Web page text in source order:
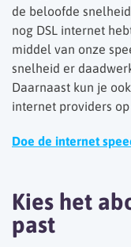
de beloofde
nog DSL internet
middel van onze
snelheid er
Daarnaast kun je
internet providers
Doe de internet
Kies het
past